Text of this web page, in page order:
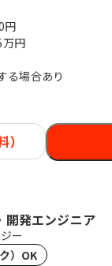
円
円
る場合あり
開発エンジニア
ー
）OK